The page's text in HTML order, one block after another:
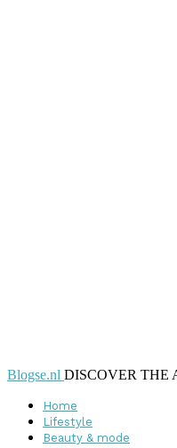
Blogse.nl DISCOVER THE
Home
Lifestyle
Beauty & mode